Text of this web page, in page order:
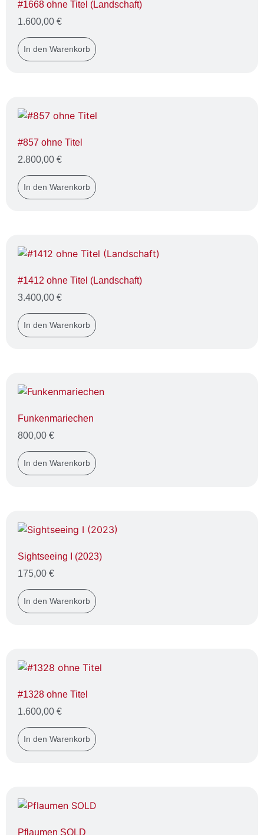
#1668 ohne Titel (Landschaft)
1.600,00 €
In den Warenkorb
#857 ohne Titel
2.800,00 €
In den Warenkorb
#1412 ohne Titel (Landschaft)
3.400,00 €
In den Warenkorb
Funkenmariechen
800,00 €
In den Warenkorb
Sightseeing I (2023)
175,00 €
In den Warenkorb
#1328 ohne Titel
1.600,00 €
In den Warenkorb
Pflaumen SOLD